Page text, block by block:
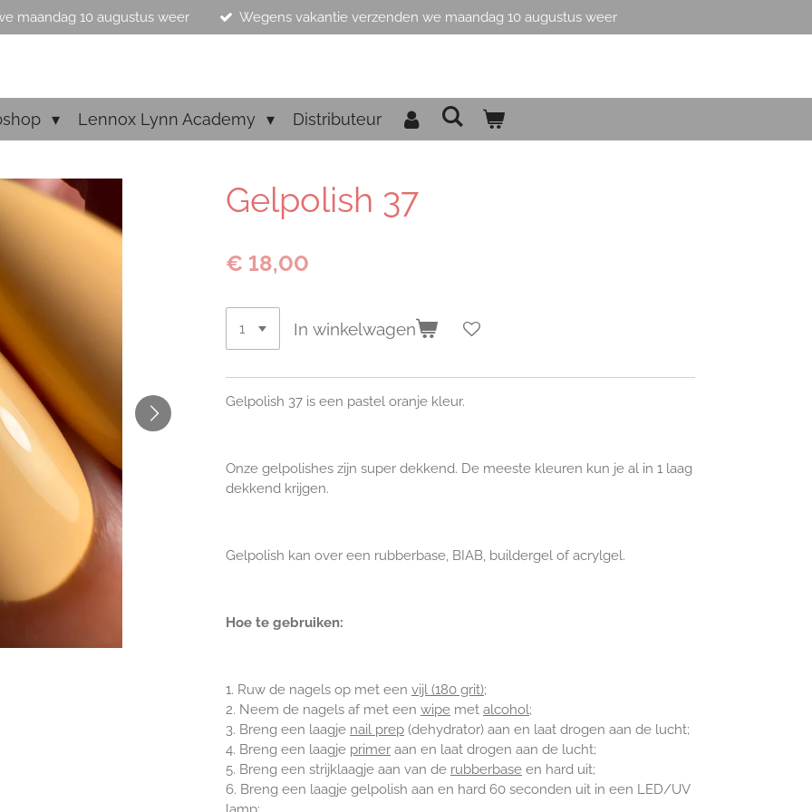
maandag 10 augustus weer Wegens vakantie verzenden we maandag 10 augustus weer
Lennox Lynn Academy Distributeur
Gelpolish 37
€ 18,00
In winkelwagen
Gelpolish 37 is een pastel oranje kleur.
Onze gelpolishes zijn super dekkend. De meeste kleuren kun je al in 1 laag
dekkend krijgen.
Gelpolish kan over een rubberbase, BIAB, buildergel of acrylgel.
Hoe te gebruiken:
1. Ruw de nagels op met een vijl (180 grit);
2. Neem de nagels af met een wipe met alcohol;
3. Breng een laagje nail prep (dehydrator) aan en laat drogen aan de lucht;
4. Breng een laagje primer aan en laat drogen aan de lucht;
5. Breng een strijklaagje aan van de rubberbase en hard uit;
6. Breng een laagje gelpolish aan en hard 60 seconden uit in een LED/UV